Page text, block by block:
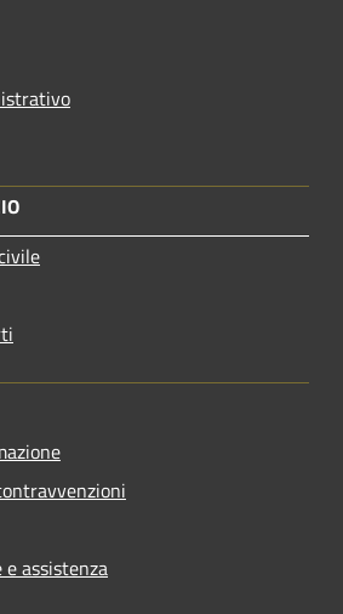
assistenza